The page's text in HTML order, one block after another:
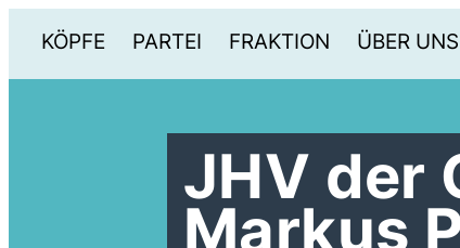
KÖPFE PARTEI FRAKTION ÜBER UNS
JHV der
Markus